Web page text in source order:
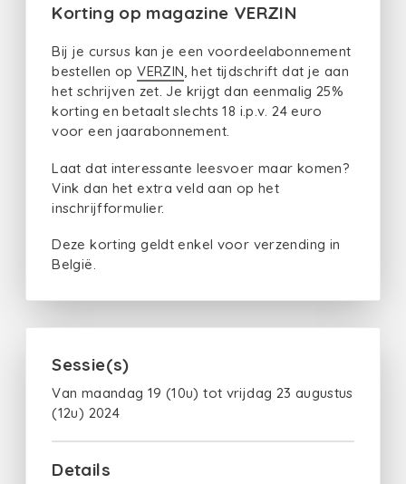
Korting op magazine VERZIN
Bij je cursus kan je een voordeelabonnement
bestellen opVERZIN , het tijdschrift dat je aan
het schrijven zet. Je krijgt dan eenmalig 25%
korting en betaalt slechts 18 i.p.v. 24 euro
voor een jaarabonnement.
Laat dat interessante leesvoer maar komen?
Vink dan het extra veld aan op het
inschrijfformulier.
Deze korting geldt enkel voor verzending in
België.
Sessie(s)
Van maandag 19 (10u) tot vrijdag 23 augustus
(12u) 2024
Details